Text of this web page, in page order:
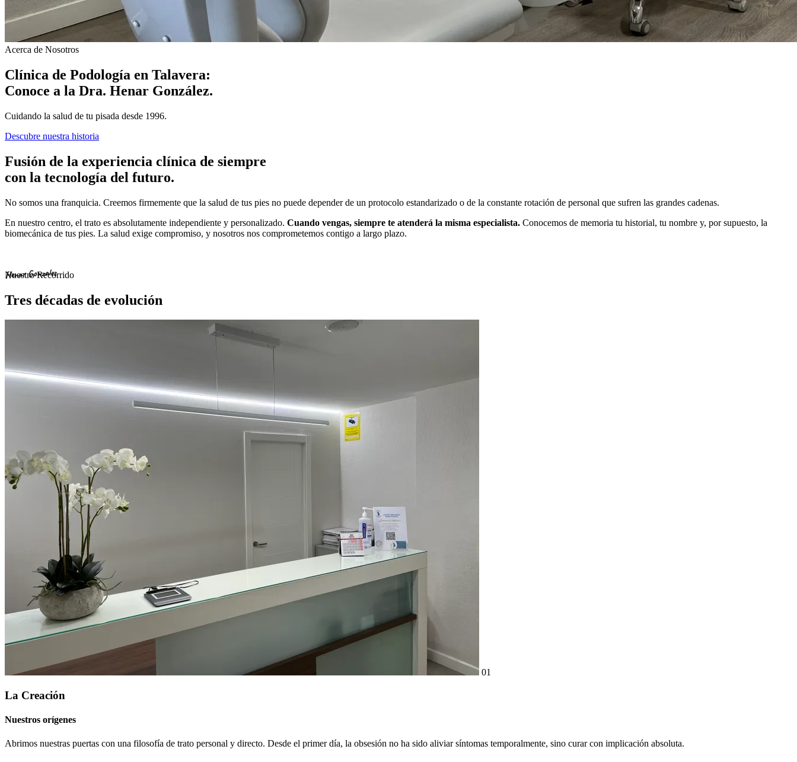
Acerca de Nosotros
Clínica de Podología en Talavera:
Conoce a la Dra. Henar González.
Cuidando la salud de tu pisada desde 1996.
Descubre nuestra historia
Fusión de la experiencia clínica de siempre
con la tecnología del futuro.
No somos una franquicia. Creemos firmemente que la salud de tus pies no puede depender de un protocolo estandarizado o de la constante rotación de personal que sufren las grandes cadenas.
En nuestro centro, el trato es absolutamente independiente y personalizado. Cuando vengas, siempre te atenderá la misma especialista. Conocemos de memoria tu historial, tu nombre y, por supuesto, la
biomecánica de tus pies. La salud exige compromiso, y nosotros nos comprometemos contigo a largo plazo.
Henar Gonzalez
Nuestro Recorrido
Tres décadas de evolución
01
La Creación
Nuestros orígenes
Abrimos nuestras puertas con una filosofía de trato personal y directo. Desde el primer día, la obsesión no ha sido aliviar síntomas temporalmente, sino curar con implicación absoluta.